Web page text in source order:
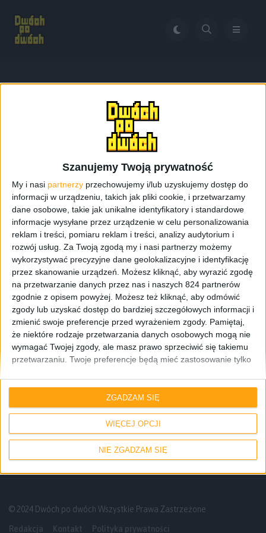
Szanujemy Twoją prywatność
My i nasi partnerzy przechowujemy i/lub uzyskujemy dostęp do
informacji w urządzeniu, takich jak pliki cookie, i przetwarzamy
dane osobowe, takie jak unikalne identyfikatory i standardowe
informacje wysyłane przez urządzenie w celu personalizowania
reklam i treści, pomiaru reklam i treści, analizy audytorium i
rozwój usług. Za Twoją zgodą my i nasi partnerzy możemy
wykorzystywać precyzyjne dane geolokalizacyjne i identyfikację
przez skanowanie urządzeń. Możesz kliknąć, aby wyrazić zgodę
na przetwarzanie danych przez nas i naszych 824 partnerów
zgodnie z opisem powyżej. Możesz też kliknąć, aby odmówić
zgody lub uzyskać dostęp do bardziej szczegółowych informacji i
zmienić swoje preferencje przed wyrażeniem zgody. Pamiętaj,
że niektóre rodzaje przetwarzania danych osobowych mogą nie
wymagać Twojej zgody, ale masz prawo sprzeciwić się takiemu
przetwarzaniu. Twoje preferencje będą mieć zastosowanie tylko
przycisk "Prywatność" na dole strony.
WIĘCEJ OPCJI
NIE ZGADZAM SIĘ
ZGADZAM SIĘ
Premiera tabletów Galaxy Tab S
Premiera tabletów
Galaxy Tab S
Pierwsze wrażenia Tablety
Samsung Galaxy Tab S – Pierwsze
wrażenia prosto z Nowego Jorku
© 2024 Dwóch po dwóch Wszystkie Prawa Zastrzeżone
Redakcja Kontakt Polityka prywatności